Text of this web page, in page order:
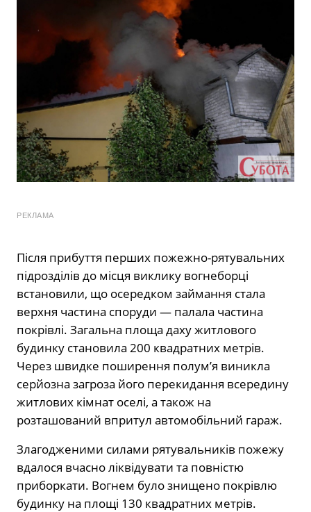
РЕКЛАМА
Після прибуття перших пожежно-рятувальних
підрозділів до місця виклику вогнеборці
встановили, що осередком займання стала
верхня частина споруди — палала частина
покрівлі. Загальна площа даху житлового
будинку становила 200 квадратних метрів.
Через швидке поширення полум’я виникла
серйозна загроза його перекидання всередину
житлових кімнат оселі, а також на
розташований впритул автомобільний гараж.
Злагодженими силами рятувальників пожежу
вдалося вчасно ліквідувати та повністю
приборкати. Вогнем було знищено покрівлю
будинку на площі 130 квадратних метрів.